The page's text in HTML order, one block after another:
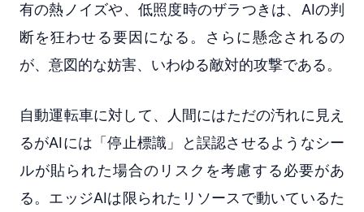
有の熱ノイズや、低照度時のザラつきは、AIの判
断を狂わせる要因になる。さらに懸念されるの
が、意図的な妨害、いわゆる敵対的攻撃である。
自動運転車に対して、人間にはただの汚れに見え
るがAIには「停止標識」と誤認させるようなシー
ルが貼られた場合のリスクを考慮する必要があ
る。エッジAIは限られたリソースで動いているた